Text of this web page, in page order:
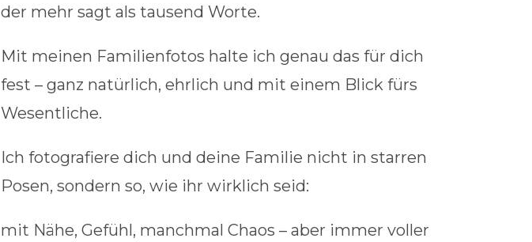
der mehr sagt als tausend Worte.
Mit meinen Familienfotos halte ich genau das für dich
fest – ganz natürlich, ehrlich und mit einem Blick fürs
Wesentliche.
Ich fotografiere dich und deine Familie nicht in starren
Posen, sondern so, wie ihr wirklich seid:
mit Nähe, Gefühl, manchmal Chaos – aber immer voller